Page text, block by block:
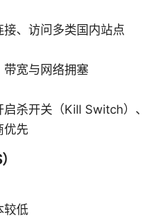
、访问多类国内站点
带宽与网络拥塞
杀开关（Kill Switch）、
优先
较低